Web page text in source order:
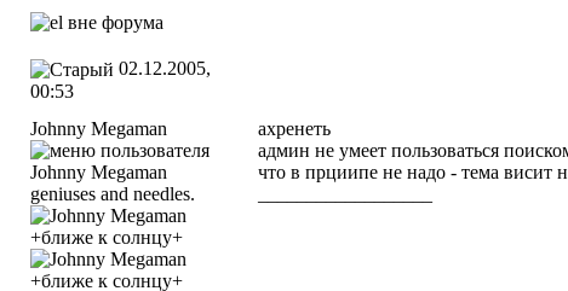
02.12.2005,
00:53
Johnny Megaman
geniuses and needles.
ахренеть
админ не умеет пользоваться
что в прциипе не надо - тема висит